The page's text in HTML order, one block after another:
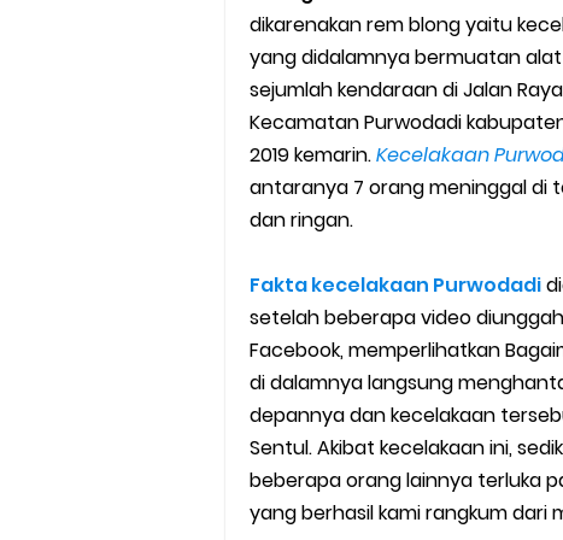
Cara Mudah Melihat Nomor
7 Cara Mudah Top Up Grab
5 Versi Map Paling Gacor Untuk
Penyebab dan Cara Memulihkan
Cara Menggunakan Paket
5 Cara Top Up InDriver dengan
5 Biaya Potongan Shopee Food
10 Cara Jitu Autobid Untuk Lala
dikarenakan rem blong yaitu
yang didalamnya bermuatan
sejumlah kendaraan di Jalan
Kecamatan Purwodadi
2019 kemarin.Kecelakaan
antaranya 7 orang meninggal di
dan ringan.
Fakta kecelakaan Purwodadi
setelah beberapa video
Facebook, memperlihatkan
di dalamnya langsung
depannya dan kecelakaan
Sentul. Akibat kecelakaan ini,
beberapa orang lainnya terluka
yang berhasil kami rangkum dari